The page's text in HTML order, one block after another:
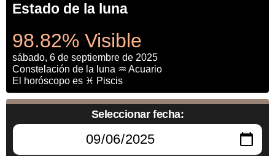
Estado de la luna
98.82% Visible
sábado, 6 de septiembre de 2025
Constelación de la luna ♒ Acuario
El horóscopo es ♓ Piscis
Seleccionar fecha: